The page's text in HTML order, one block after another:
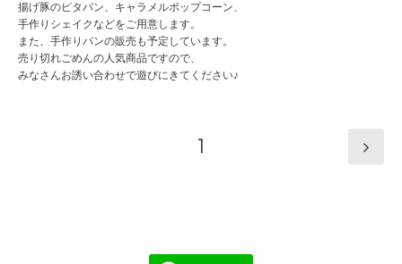
揚げ豚のピタパン、キャラメルポップコーン、
手作りシェイクなどをご用意します。
また、手作りパンの販売も予定しています。
売り切れごめんの人気商品ですので、
みなさんお誘い合わせで遊びにきてください♪
1